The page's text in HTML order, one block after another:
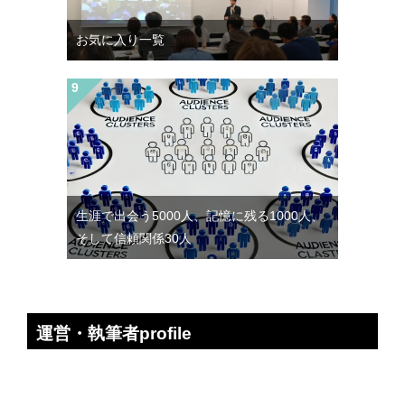
お気に入り一覧
生涯で出会う5000人、記憶に残る1000人、
そして信頼関係30人
運営・執筆者profile